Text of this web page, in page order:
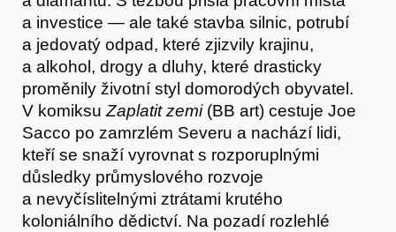
Hostcast
a investice — ale také stavba silnic, potrubí
a jedovatý odpad, které zjizvily krajinu,
a alkohol, drogy a dluhy, které drasticky
proměnily životní styl domorodých obyvatel.
V komiksu Zaplatit zemi(BB art) cestuje Joe
Sacco po zamrzlém Severu a nachází lidi,
kteří se snaží vyrovnat s rozporuplnými
důsledky průmyslového rozvoje
a nevyčíslitelnými ztrátami krutého
koloniálního dědictví. Na pozadí rozlehlé